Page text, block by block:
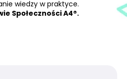
wiedzy w praktyce.
Społeczności A4®.